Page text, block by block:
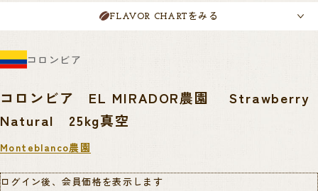
FLAVOR CHART をみる
コロンビア
コロンビア EL MIRADOR農園 Strawberry
Natural 25kg真空
Monteblanco農園
ログイン後、会員価格を表示します